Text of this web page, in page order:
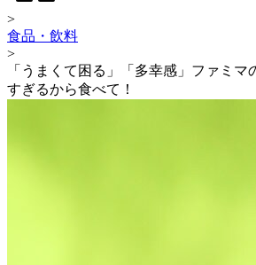
>
食品・飲料
>
「うまくて困る」「多幸感」ファミマ
すぎるから食べて！